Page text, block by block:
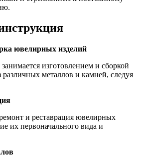
ювелирных изделий
изготовлением и сборкой
металлов и камней, следуя
и реставрация ювелирных
их первоначального вида и